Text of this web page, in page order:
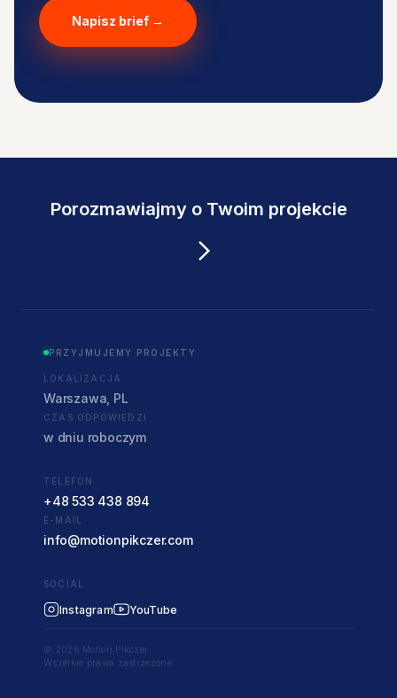
Napisz brief →
Porozmawiajmy o Twoim projekcie
PRZYJMUJEMY PROJEKTY
LOKALIZACJA
Warszawa, PL
CZAS ODPOWIEDZI
w dniu roboczym
TELEFON
+48 533 438 894
E-MAIL
info@motionpikczer.com
SOCIAL
Instagram YouTube
© 2026 Motion Pikczer.
Wszelkie prawa zastrzeżone.